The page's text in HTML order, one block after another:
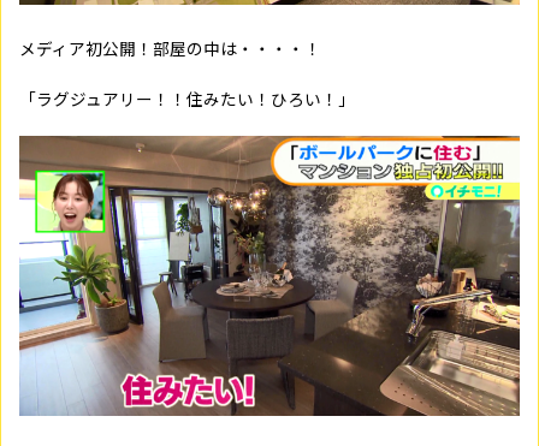
メディア初公開！部屋の中は・・・・！
「ラグジュアリー！！住みたい！ひろい！」